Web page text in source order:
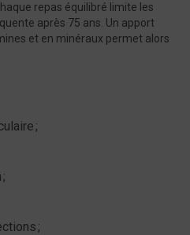
repas équilibré limite les
après 75 ans. Un apport
et en minéraux permet alors
;
;